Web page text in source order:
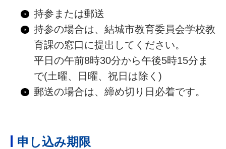
持参または郵送
持参の場合は、結城市教育委員会学校教
育課の窓口に提出してください。
平日の午前8時30分から午後5時15分ま
で(土曜、日曜、祝日は除く)
郵送の場合は、締め切り日必着です。
申し込み期限